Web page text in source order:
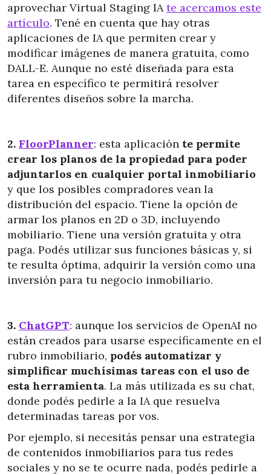
aprovechar Virtual Staging IAte acercamos este
artículo. Tené en cuenta que hay otras
aplicaciones de IA que permiten crear y
modificar imágenes de manera gratuita, como
DALL-E. Aunque no esté diseñada para esta
tarea en específico te permitirá resolver
diferentes diseños sobre la marcha.
2. FloorPlanner: esta aplicación te permite
crear los planos de la propiedad para poder
adjuntarlos en cualquier portal inmobiliario
y que los posibles compradores vean la
distribución del espacio. Tiene la opción de
armar los planos en 2D o 3D, incluyendo
mobiliario. Tiene una versión gratuita y otra
paga. Podés utilizar sus funciones básicas y, si
te resulta óptima, adquirir la versión como una
inversión para tu negocio inmobiliario.
3. ChatGPT: aunque los servicios de OpenAI no
están creados para usarse específicamente en el
rubro inmobiliario, podés automatizar y
simplificar muchísimas tareas con el uso de
esta herramienta. La más utilizada es su chat,
donde podés pedirle a la IA que resuelva
determinadas tareas por vos.
Por ejemplo, si necesitás pensar una estrategia
de contenidos inmobiliarios para tus redes
sociales y no se te ocurre nada, podés pedirle a